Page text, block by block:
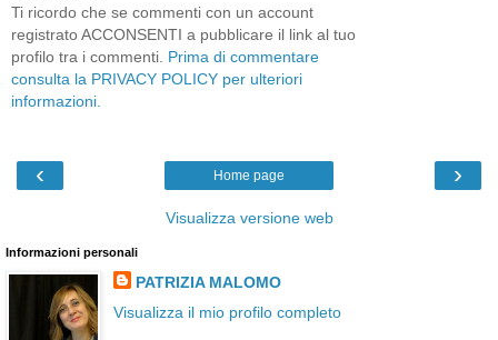
Ti ricordo che se commenti con un account
registrato ACCONSENTI a pubblicare il link al tuo
profilo tra i commenti. Prima di commentare
consulta la PRIVACY POLICY per ulteriori
informazioni.
‹ ›
Home page
Visualizza versione web
Informazioni personali
PATRIZIA MALOMO
Visualizza il mio profilo completo